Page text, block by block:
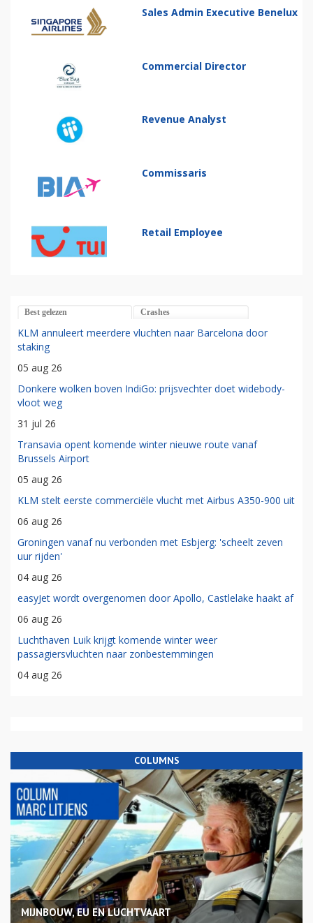
Sales Admin Executive Benelux
Commercial Director
Revenue Analyst
Commissaris
Retail Employee
Best gelezen Crashes
KLM annuleert meerdere vluchten naar Barcelona door
staking
05 aug 26
Donkere wolken boven IndiGo: prijsvechter doet widebody-
vloot weg
31 jul 26
Transavia opent komende winter nieuwe route vanaf
Brussels Airport
05 aug 26
KLM stelt eerste commerciële vlucht met Airbus A350-900 uit
06 aug 26
Groningen vanaf nu verbonden met Esbjerg: 'scheelt zeven
uur rijden'
04 aug 26
easyJet wordt overgenomen door Apollo, Castlelake haakt af
06 aug 26
Luchthaven Luik krijgt komende winter weer
passagiersvluchten naar zonbestemmingen
04 aug 26
COLUMNS
MIJNBOUW, EU EN LUCHTVAART